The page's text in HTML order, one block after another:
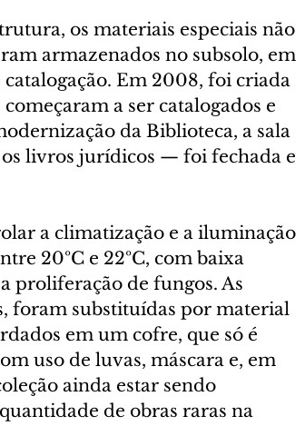
os materiais especiais não
armazenados no subsolo, em
Em 2008, foi criada
a ser catalogados e
da Biblioteca, a sala
livros jurídicos — foi fechada e
a climatização e a iluminação
20ºC e 22ºC, com baixa
proliferação de fungos. As
foram substituídas por material
em um cofre, que só é
uso de luvas, máscara e, em
ainda estar sendo
de obras raras na